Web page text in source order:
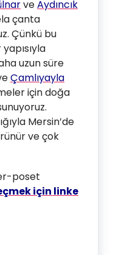
veAydıncık
çanta
Çünkü bu
uzun süre
Çamlıyayla
için doğa
Mersin’de
ve çok
için linke